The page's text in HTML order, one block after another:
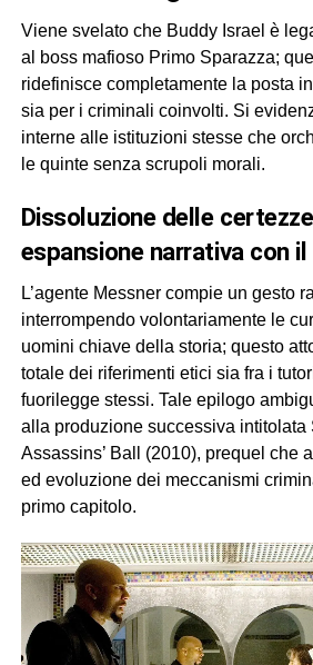
Viene svelato che Buddy Israel è
al boss mafioso Primo Sparazza;
ridefinisce completamente la posta in
sia per i criminali coinvolti. Si
interne alle istituzioni stesse che
le quinte senza scrupoli morali.
dissoluzione delle certezze etiche ed
espansione narrativa con
L’agente Messner compie un gesto
interrompendo volontariamente le
uomini chiave della storia; questo
totale dei riferimenti etici sia fra i
fuorilegge stessi. Tale epilogo
alla produzione successiva intitolata
Assassins’ Ball (2010), prequel che
ed evoluzione dei meccanismi
primo capitolo.